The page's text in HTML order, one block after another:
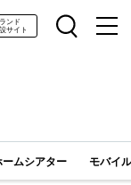
ンド
サイト
ームシアター モバイ